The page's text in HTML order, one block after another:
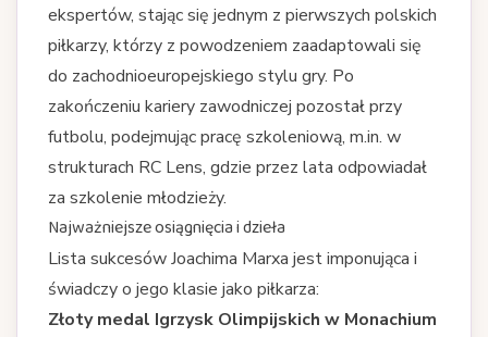
ekspertów, stając się jednym z pierwszych polskich
piłkarzy, którzy z powodzeniem zaadaptowali się
do zachodnioeuropejskiego stylu gry. Po
zakończeniu kariery zawodniczej pozostał przy
futbolu, podejmując pracę szkoleniową, m.in. w
strukturach RC Lens, gdzie przez lata odpowiadał
za szkolenie młodzieży.
Najważniejsze osiągnięcia i dzieła
Lista sukcesów Joachima Marxa jest imponująca i
świadczy o jego klasie jako piłkarza:
Złoty medal Igrzysk Olimpijskich w Monachium